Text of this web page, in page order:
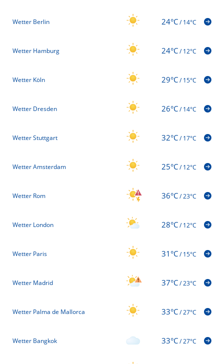
Wetter Berlin 24°C/14°C
Wetter Hamburg 24°C/12°C
Wetter Köln 29°C/15°C
Wetter Dresden 26°C/14°C
Wetter Stuttgart 32°C/17°C
Wetter Amsterdam 25°C/12°C
Wetter Rom 36°C/23°C
Wetter London 28°C/12°C
Wetter Paris 31°C/15°C
Wetter Madrid 37°C/23°C
Wetter Palma de Mallorca 33°C/27°C
Wetter Bangkok 33°C/27°C